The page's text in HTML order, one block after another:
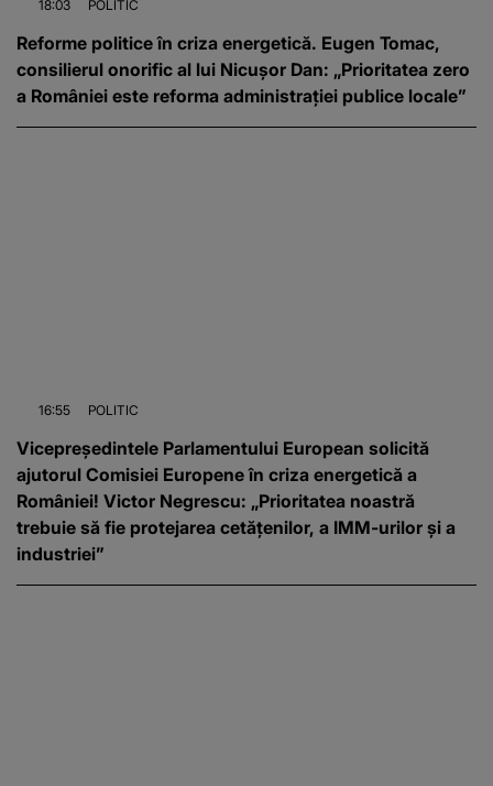
18:03 POLITIC
Reforme politice în criza energetică. Eugen Tomac,
consilierul onorific al lui Nicușor Dan: „Prioritatea zero
a României este reforma administrației publice locale”
16:55 POLITIC
Vicepreședintele Parlamentului European solicită
ajutorul Comisiei Europene în criza energetică a
României! Victor Negrescu: „Prioritatea noastră
trebuie să fie protejarea cetățenilor, a IMM-urilor și a
industriei”